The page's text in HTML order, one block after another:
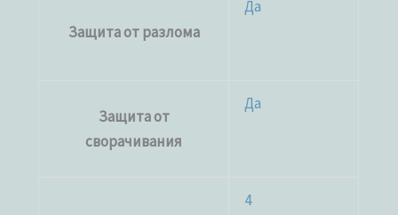
Защита от разлома
Да
Защита от
сворачивания
Да
4